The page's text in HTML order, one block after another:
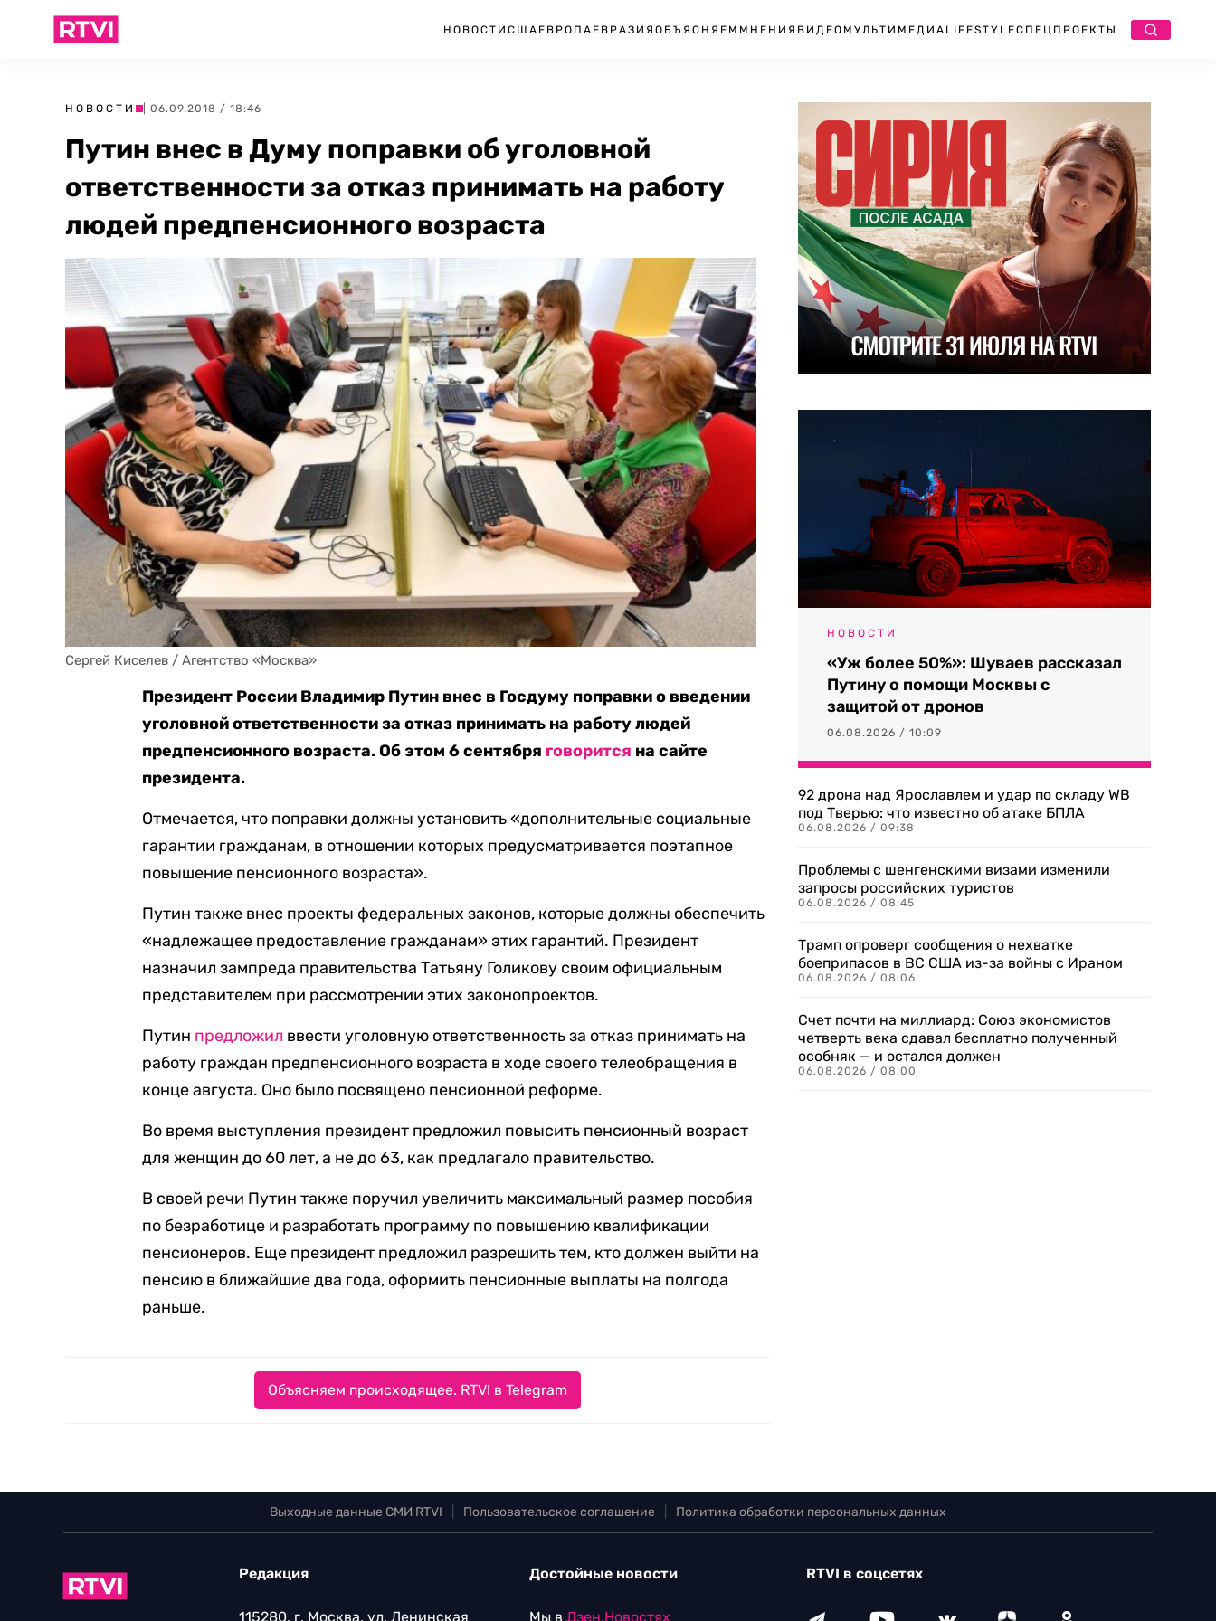
НОВОСТИ США ЕВРОПА ЕВРАЗИЯ ОБЪЯСНЯЕМ МНЕНИЯ ВИДЕО МУЛЬТИМЕДИА LIFESTYLEСПЕЦПРОЕКТЫ
НОВОСТИ | 06.09.2018 / 18:46
Путин внес в Думу поправки об уголовной
ответственности за отказ принимать на работу
людей предпенсионного возраста
Сергей Киселев / Агентство «Москва»
Президент России Владимир Путин внес в Госдуму поправки о введении
уголовной ответственности за отказ принимать на работу людей
предпенсионного возраста. Об этом 6 сентября говорится на сайте
президента.
Отмечается, что поправки должны установить «дополнительные социальные
гарантии гражданам, в отношении которых предусматривается поэтапное
повышение пенсионного возраста».
Путин также внес проекты федеральных законов, которые должны обеспечить
«надлежащее предоставление гражданам» этих гарантий. Президент
назначил зампреда правительства Татьяну Голикову своим официальным
представителем при рассмотрении этих законопроектов.
Путин предложил ввести уголовную ответственность за отказ принимать на
работу граждан предпенсионного возраста в ходе своего телеобращения в
конце августа. Оно было посвящено пенсионной реформе.
Во время выступления президент предложил повысить пенсионный возраст
для женщин до 60 лет, а не до 63, как предлагало правительство.
В своей речи Путин также поручил увеличить максимальный размер пособия
по безработице и разработать программу по повышению квалификации
пенсионеров. Еще президент предложил разрешить тем, кто должен выйти на
пенсию в ближайшие два года, оформить пенсионные выплаты на полгода
раньше.
Объясняем происходящее. RTVI в Telegram
НОВОСТИ
«Уж более 50%»: Шуваев рассказал
Путину о помощи Москвы с
защитой от дронов
06.08.2026 / 10:09
92 дрона над Ярославлем и удар по складу WB
под Тверью: что известно об атаке БПЛА
06.08.2026 / 09:38
Проблемы с шенгенскими визами изменили
запросы российских туристов
06.08.2026 / 08:45
Трамп опроверг сообщения о нехватке
боеприпасов в ВС США из-за войны с Ираном
06.08.2026 / 08:06
Счет почти на миллиард: Союз экономистов
четверть века сдавал бесплатно полученный
особняк — и остался должен
06.08.2026 / 08:00
Выходные данные СМИ RTVI Пользовательское соглашение Политика обработки персональных данных
Редакция
115280, г. Москва, ул. Ленинская
Достойные новости
Мы в Дзен.Новостях
RTVI в соцсетях